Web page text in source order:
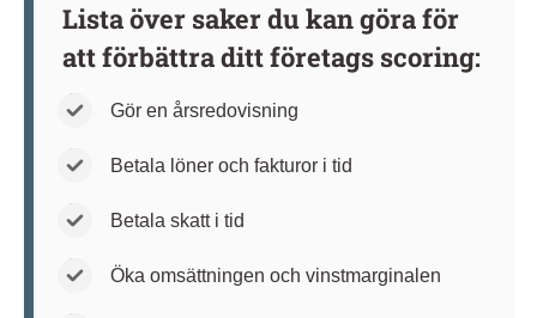
Lista över saker du kan göra för
att förbättra ditt företags scoring:
Gör en årsredovisning
Betala löner och fakturor i tid
Betala skatt i tid
Öka omsättningen och vinstmarginalen